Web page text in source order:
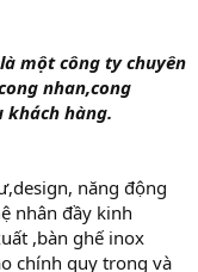
một công ty chuyên
nhan,cong
khách hàng.
năng động
nhân đầy kinh
,bàn ghế inox
chính quy trong và